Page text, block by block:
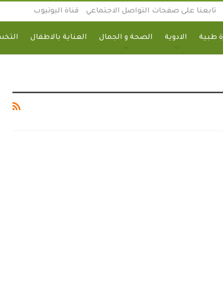
تابعنا على صفحات التواصل الاجتماعي قناة اليوتيوب
طبية الادوية الصحة و الجمال العناية بالاطفال